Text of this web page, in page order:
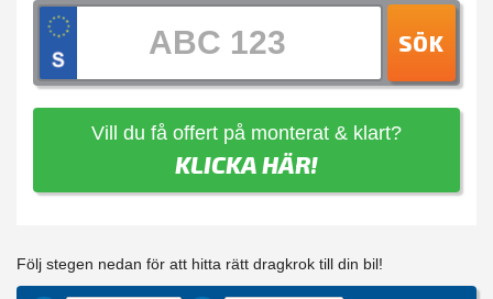
SÖK
Vill du få offert på monterat & klart?
KLICKA HÄR!
Följ stegen nedan för att hitta rätt dragkrok till din bil!